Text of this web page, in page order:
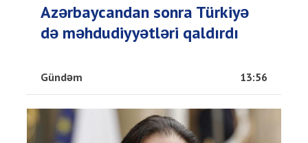
Azərbaycandan sonra Türkiyə
də məhdudiyyətləri qaldırdı
Gündəm 13:56